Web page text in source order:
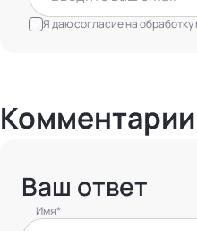
Я даю согласие на
Комментарии
Ваш ответ
Имя*